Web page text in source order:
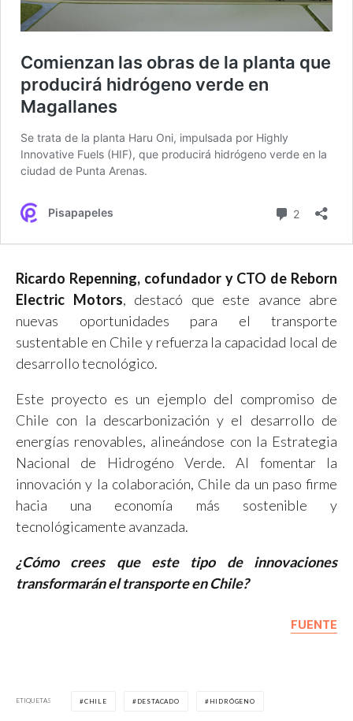
Ricardo Repenning, cofundador y CTO de Reborn
Electric Motors, destacó que este avance abre
nuevas oportunidades para el transporte
sustentable en Chile y refuerza la capacidad local de
desarrollo tecnológico.
Este proyecto es un ejemplo del compromiso de
Chile con la descarbonización y el desarrollo de
energías renovables, alineándose con la Estrategia
Nacional de Hidrogéno Verde. Al fomentar la
innovación y la colaboración, Chile da un paso firme
hacia una economía más sostenible y
tecnológicamente avanzada.
¿Cómo crees que este tipo de innovaciones
transformarán el transporte en Chile?
FUENTE
ETIQUETAS CHILE DESTACADO HIDRÓGENO